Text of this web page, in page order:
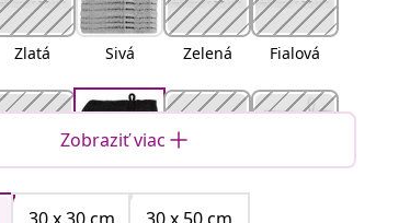
Zlatá Sivá Zelená Fialová
Červená Čierna
Tyrkysov
á
Zobraziť viac